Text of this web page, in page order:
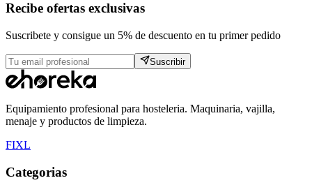
Recibe ofertas exclusivas
Suscribete y consigue un 5% de descuento en tu primer pedido
Suscribir
Equipamiento profesional para hosteleria. Maquinaria, vajilla,
menaje y productos de limpieza.
FIXL
Categorias